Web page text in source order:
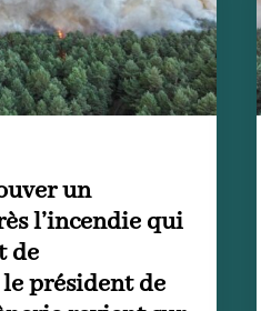
un
un
l’incendie qui
de
président de